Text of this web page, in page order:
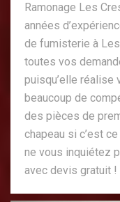
Ramonage Les
années
de fumisterie à
toutes vos
puisqu’elle réalise
beaucoup de
des pièces de
chapeau si c’est
ne vous inquiétez
avec devis gratuit !